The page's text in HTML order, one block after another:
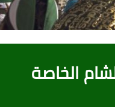
الخاصة